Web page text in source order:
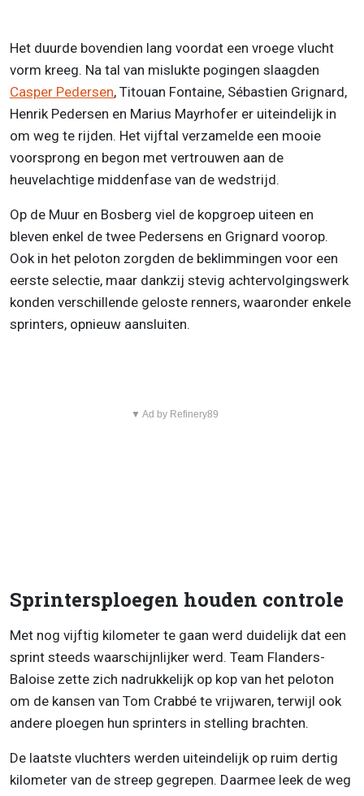
Het duurde bovendien lang voordat een vroege vlucht
vorm kreeg. Na tal van mislukte pogingen slaagden
Casper Pedersen, Titouan Fontaine, Sébastien Grignard,
Henrik Pedersen en Marius Mayrhofer er uiteindelijk in
om weg te rijden. Het vijftal verzamelde een mooie
voorsprong en begon met vertrouwen aan de
heuvelachtige middenfase van de wedstrijd.
Op de Muur en Bosberg viel de kopgroep uiteen en
bleven enkel de twee Pedersens en Grignard voorop.
Ook in het peloton zorgden de beklimmingen voor een
eerste selectie, maar dankzij stevig achtervolgingswerk
konden verschillende geloste renners, waaronder enkele
sprinters, opnieuw aansluiten.
▼ Ad by Refinery89
Sprintersploegen houden controle
Met nog vijftig kilometer te gaan werd duidelijk dat een
sprint steeds waarschijnlijker werd. Team Flanders-
Baloise zette zich nadrukkelijk op kop van het peloton
om de kansen van Tom Crabbé te vrijwaren, terwijl ook
andere ploegen hun sprinters in stelling brachten.
De laatste vluchters werden uiteindelijk op ruim dertig
kilometer van de streep gegrepen. Daarmee leek de weg